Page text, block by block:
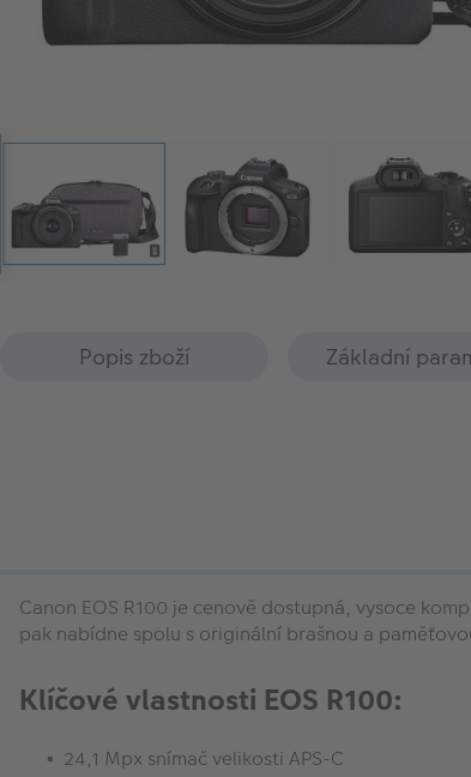
Popis zboží Základní
Canon EOS R100 je cenově dostupná, vysoce
pak nabídne spolu s originální brašnou a
Klíčové vlastnosti EOS R100:
24,1 Mpx snímač velikosti APS-C